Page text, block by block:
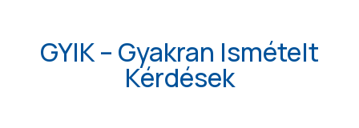
GYIK – Gyakran Ismételt
Kérdések